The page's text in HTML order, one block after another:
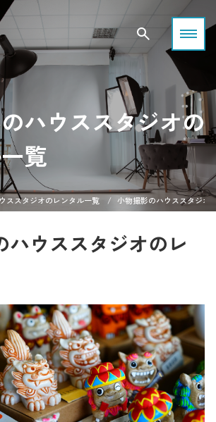
ハウススタジオの
覧
ススタジオのレンタル一覧 小物撮影のハウススタジオ
ハウススタジオのレ